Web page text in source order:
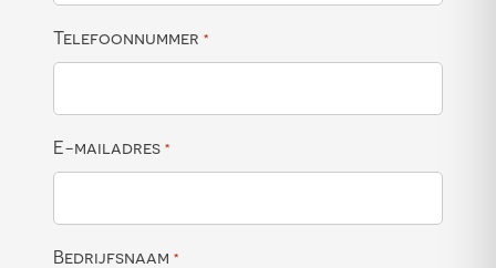
Telefoonnummer *
E-mailadres *
Bedrijfsnaam *